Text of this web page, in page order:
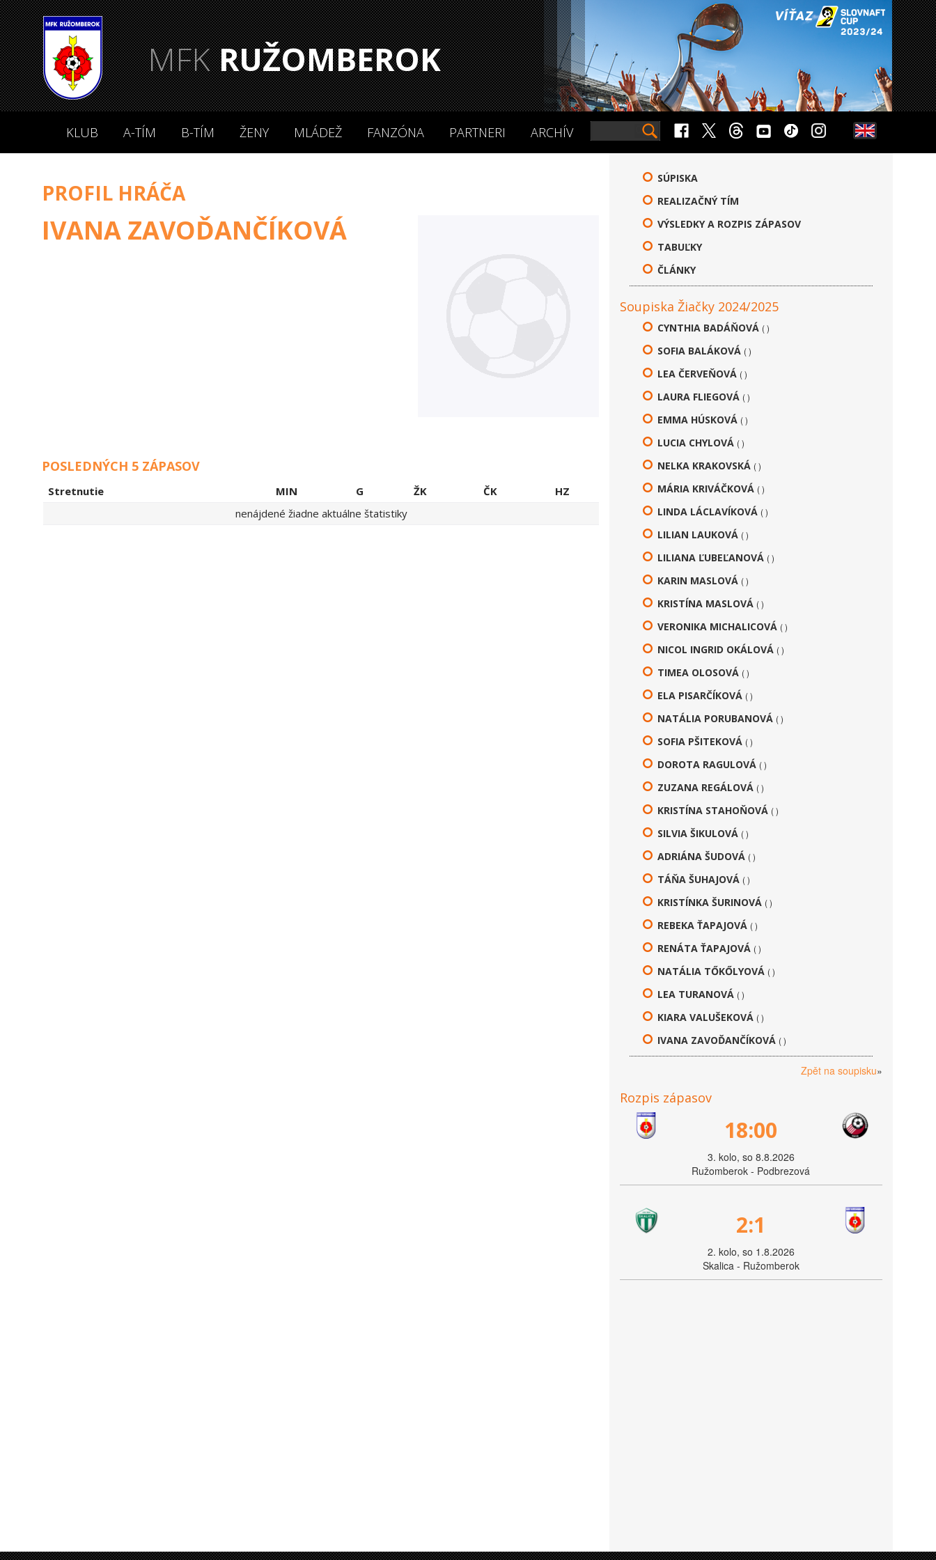
MFKRUŽOMBEROK
KLUB A-TÍM B-TÍM ŽENY MLÁDEŽ FANZÓNA PARTNERI ARCHÍV
PROFIL HRÁČA
IVANA ZAVOĎANČÍKOVÁ
POSLEDNÝCH 5 ZÁPASOV
Stretnutie MIN G ŽK ČK
HZ
nenájdené žiadne aktuálne štatistiky
SÚPISKA
REALIZAČNÝ TÍM
VÝSLEDKY A ROZPIS ZÁPASOV
TABUĽKY
ČLÁNKY
Soupiska Žiačky 2024/2025
CYNTHIA BADÁŇOVÁ ( )
SOFIA BALÁKOVÁ ( )
LEA ČERVEŇOVÁ ( )
LAURA FLIEGOVÁ ( )
EMMA HÚSKOVÁ ( )
LUCIA CHYLOVÁ ( )
NELKA KRAKOVSKÁ ( )
MÁRIA KRIVÁČKOVÁ ( )
LINDA LÁCLAVÍKOVÁ ( )
LILIAN LAUKOVÁ ( )
LILIANA ĽUBEĽANOVÁ ( )
KARIN MASLOVÁ ( )
KRISTÍNA MASLOVÁ ( )
VERONIKA MICHALICOVÁ ( )
NICOL INGRID OKÁLOVÁ ( )
TIMEA OLOSOVÁ ( )
ELA PISARČÍKOVÁ ( )
NATÁLIA PORUBANOVÁ ( )
SOFIA PŠITEKOVÁ ( )
DOROTA RAGULOVÁ ( )
ZUZANA REGÁLOVÁ ( )
KRISTÍNA STAHOŇOVÁ ( )
SILVIA ŠIKULOVÁ ( )
ADRIÁNA ŠUDOVÁ ( )
TÁŇA ŠUHAJOVÁ ( )
KRISTÍNKA ŠURINOVÁ ( )
REBEKA ŤAPAJOVÁ ( )
RENÁTA ŤAPAJOVÁ ( )
NATÁLIA TŐKŐLYOVÁ ( )
LEA TURANOVÁ ( )
KIARA VALUŠEKOVÁ ( )
IVANA ZAVOĎANČÍKOVÁ ( )
Zpět na soupisku»
Rozpis zápasov
18:00
3. kolo, so 8.8.2026
Ružomberok - Podbrezová
2:1
2. kolo, so 1.8.2026
Skalica - Ružomberok